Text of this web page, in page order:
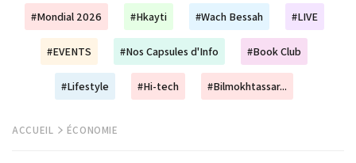
#Mondial 2026 #Hkayti #Wach Bessah #LIVE
#EVENTS #Nos Capsules d'Info #Book Club
#Lifestyle #Hi-tech #Bilmokhtassar...
ACCUEIL ÉCONOMIE